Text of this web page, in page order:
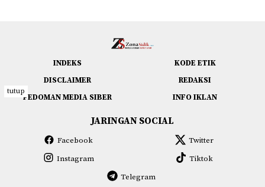
INDEKS
KODE ETIK
DISCLAIMER
REDAKSI
PEDOMAN MEDIA SIBER
INFO IKLAN
JARINGAN SOCIAL
Facebook
Twitter
Instagram
Tiktok
Telegram
tutup